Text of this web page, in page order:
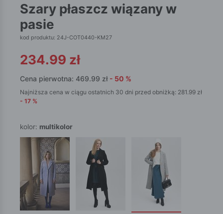
szary płaszcz wiązany w
pasie
kod produktu: 24J-COT0440-KM27
234.99 zł
Cena pierwotna: 469.99 zł - 50 %
Najniższa cena w ciągu ostatnich 30 dni przed obniżką: 281.99 zł
- 17 %
kolor: multikolor